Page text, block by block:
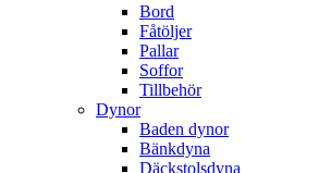
Bord
Fåtöljer
Pallar
Soffor
Tillbehör
Dynor
Baden dynor
Bänkdyna
Däckstolsdyna